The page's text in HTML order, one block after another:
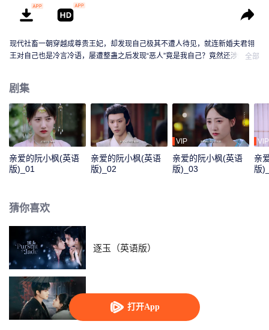
打开App
现代社畜一朝穿越成尊贵王妃，却发现自己极其不遭人待见，就连新婚夫君翎
王对自己也是冷言冷语，屡遭整蛊之后发现“恶人”竟是我自己？竟然还涉嫌翎王
全部
剧集
亲爱的阮小枫(英语
版)_01
亲爱的阮小枫(英语
版)_02
VIP
亲爱的阮小枫(英语
版)_03
VIP
亲
版
猜你喜欢
逐玉（英语版）